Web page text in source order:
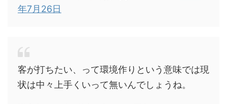
年7月26日
客が打ちたい、って環境作りという意味では現
状は中々上手くいって無いんでしょうね。